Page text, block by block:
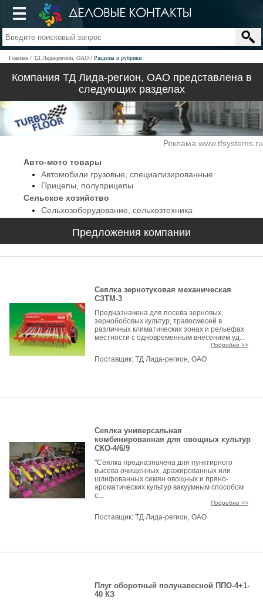
Главная ТД Лида-регион, ОАО Разделы и рубрики
Компания ТД Лида-регион, ОАО представлена в
следующих разделах
Реклама www.tfsystems.ru
Авто-мото товары
Автомобили грузовые, специализированные
Прицепы, полуприцепы
Сельское хозяйство
Сельхозоборудование, сельхозтехника
Предложения компании
Сеялка зернотуковая механическая
СЗТМ-3
Предназначена для посева зерновых,
зернобобовых культур, травосмесей в
различных климатических зонах и рельефах
местности с одновременным внесением уд...
Подробно >>
Поставщик:ТД Лида-регион, ОАО
Сеялка универсальная
комбинированная для овощных культур
СКО-4/6/9
"Сеялка предназначена для пунктирного
высева очищенных, дражированных или
шлифованных семян овощных и пряно-
ароматических культур вакуумным способом
с...
Подробно >>
Поставщик:ТД Лида-регион, ОАО
Плуг оборотный полунавесной ППО-4+1-
40 КЗ